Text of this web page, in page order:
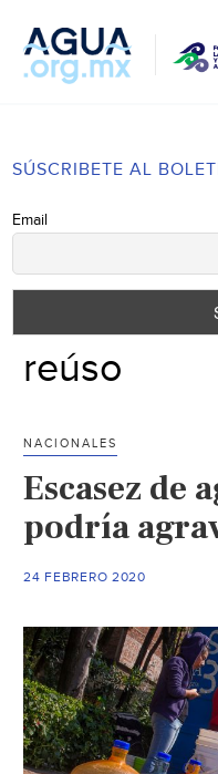
SÚSCRIBETE AL
Email
reúso
NACIONALES
Escasez de
podría
24 FEBRERO 2020